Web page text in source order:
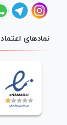
نمادهای اعتماد